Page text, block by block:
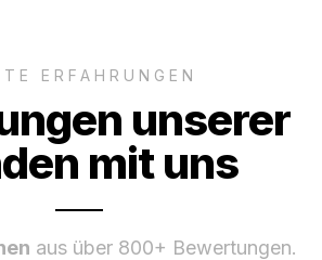
ERFAHRUNGEN
unserer
mit uns
aus über 800+ Bewertungen.